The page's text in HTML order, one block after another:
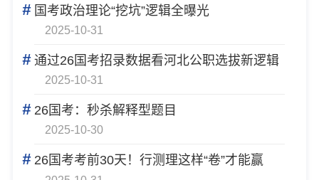
#国考政治理论“挖坑”逻辑全曝光
2025-10-31
#通过26国考招录数据看河北公职选拔新逻辑
2025-10-31
#26国考：秒杀解释型题目
2025-10-30
#26国考考前30天！行测理这样“卷”才能赢